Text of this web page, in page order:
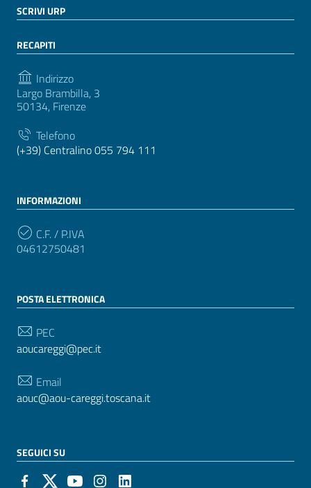
SCRIVI URP
RECAPITI
Indirizzo
Largo Brambilla, 3
50134, Firenze
Telefono
(+39) Centralino 055 794 111
INFORMAZIONI
C.F. / P.IVA
04612750481
POSTA ELETTRONICA
PEC
aoucareggi@pec.it
Email
aouc@aou-careggi.toscana.it
SEGUICI SU